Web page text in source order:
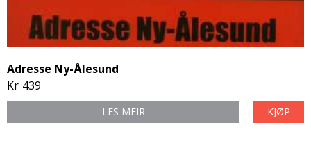
Adresse Ny-Ålesund
Kr 439
LES MEIR KJØP